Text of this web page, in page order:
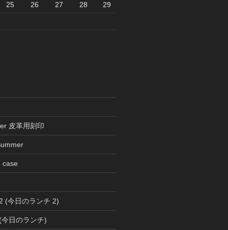
25 26 27 28 29
皮革用刻印
case
(今日のランチ 2)
今日のランチ)